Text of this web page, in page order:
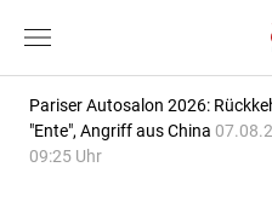
Pariser Autosalon 2026:
"Ente", Angriff aus China
09:25 Uhr